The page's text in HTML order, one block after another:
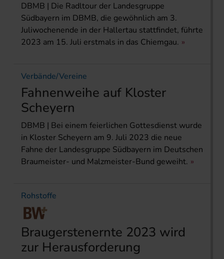
DBMB | Die Radltour der Landesgruppe
Südbayern im DBMB, die gewöhnlich am 3.
Juliwochenende in der Hallertau stattfindet, führte
2023 am 15. Juli erstmals in das Chiemgau.
Verbände/Vereine
Fahnenweihe auf Kloster
Scheyern
DBMB | Bei einem feierlichen Gottesdienst wurde
in Kloster Scheyern am 9. Juli 2023 die neue
Fahne der Landesgruppe Südbayern im Deutschen
Braumeister- und Malzmeister-Bund geweiht.
Rohstoffe
Braugerstenernte 2023 wird
zur Herausforderung